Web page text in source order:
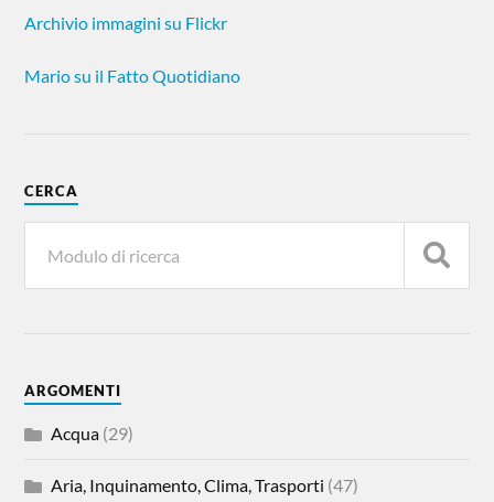
Archivio immagini su Flickr
Mario su il Fatto Quotidiano
CERCA
ARGOMENTI
Acqua (29)
Aria, Inquinamento, Clima, Trasporti (47)